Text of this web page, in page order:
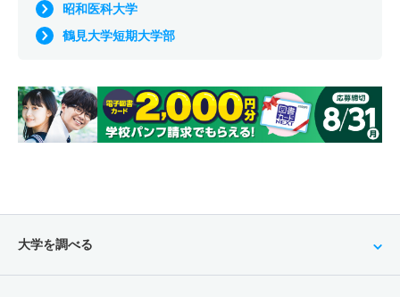
昭和医科大学
鶴見大学短期大学部
大学を調べる